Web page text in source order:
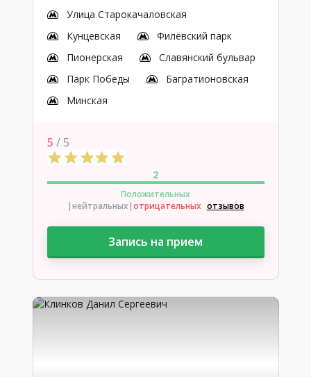
Улица Старокачаловская
Кунцевская
Филёвский парк
Пионерская
Славянский бульвар
Парк Победы
Багратионовская
Минская
5 / 5
2
Положительных
|нейтральных|отрицательных отзывов
Запись на прием